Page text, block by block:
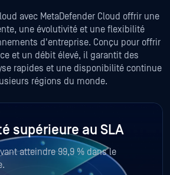
avec MetaDefender Cloud offrir une
une évolutivité et une flexibilité
d'entreprise. Conçu pour offrir
et un débit élevé, il garantit des
rapides et une disponibilité continue
régions du monde.
supérieure au SLA
atteindre 99,9 % dans le